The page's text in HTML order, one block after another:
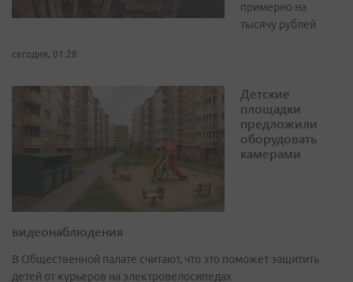
примерно на
тысячу рублей
сегодня, 01:28
Детские
площадки
предложили
оборудовать
камерами
видеонаблюдения
В Общественной палате считают, что это поможет защитить
детей от курьеров на электровелосипедах